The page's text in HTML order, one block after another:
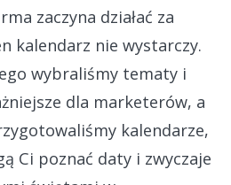
zaczyna działać za
kalendarz nie wystarczy.
wybraliśmy tematy i
dla marketerów, a
kalendarze,
Ci poznać daty i zwyczaje